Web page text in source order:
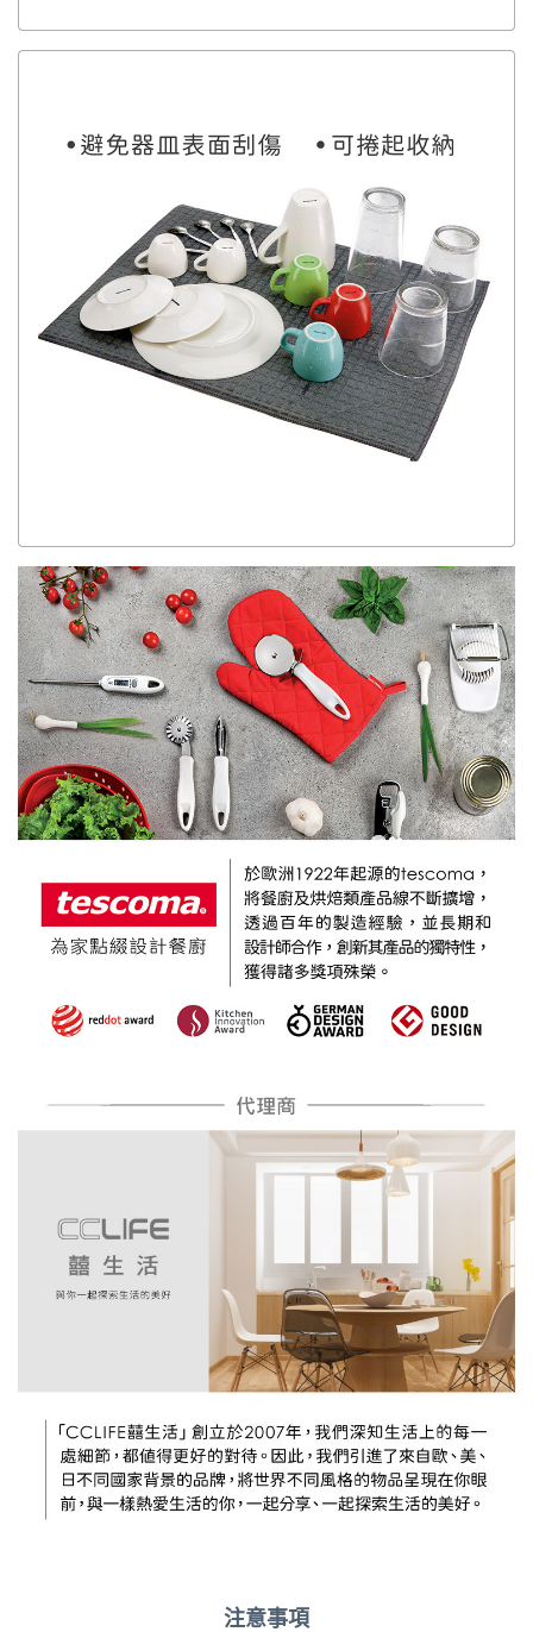
注意事項